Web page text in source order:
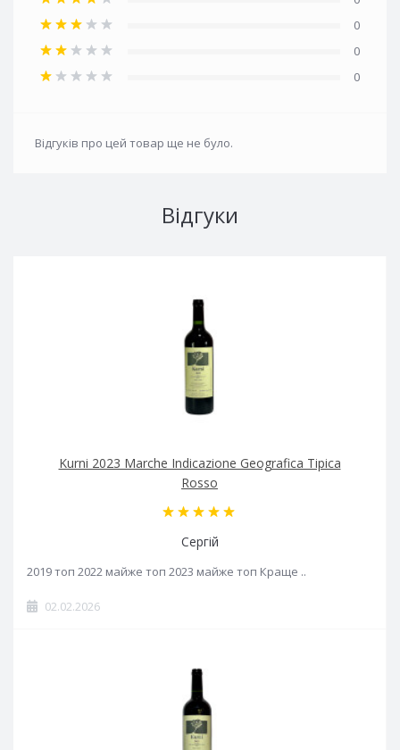
0
0
0
Відгуків про цей товар ще не було.
Відгуки
Kurni 2023 Marche Indicazione Geografica Tipica
Rosso
Сергій
2019 топ 2022 майже топ 2023 майже топ Краще ..
02.02.2026